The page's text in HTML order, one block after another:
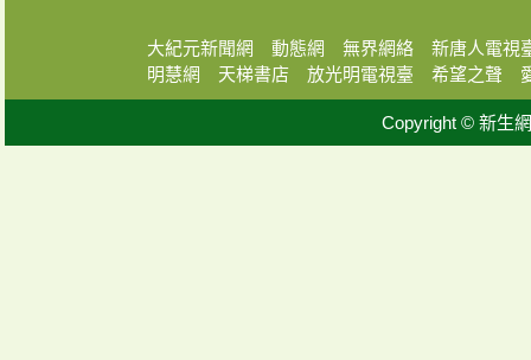
大紀元新聞網 動態網 無界網絡
新唐人電視
明慧網
天梯書店 放光明電視臺 希望之聲
Copyright © 新生